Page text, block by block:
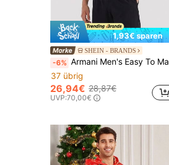
1,93€ sparen
SHEIN - BRANDS
-6% Armani Men's Easy To Match Cozy Breathable After Work Home Leisure White EM001849-10778-M0081
37 übrig
26,94€ 28,87€
UVP:70,00€